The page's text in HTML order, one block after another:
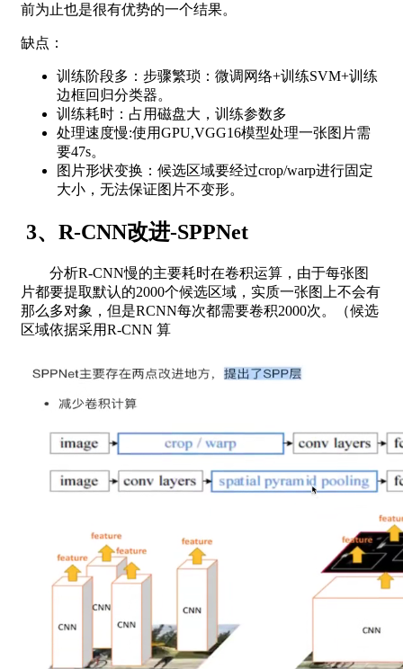
前为止也是很有优势的一个结果。
缺点：
训练阶段多：步骤繁琐：微调网络+训练SVM+训练
边框回归分类器。
训练耗时：占用磁盘大，训练参数多
处理速度慢:使用GPU,VGG16模型处理一张图片需
要47s。
图片形状变换：候选区域要经过crop/warp进行固定
大小，无法保证图片不变形。
3、R-CNN改进-SPPNet
分析R-CNN慢的主要耗时在卷积运算，由于每张图
片都要提取默认的2000个候选区域，实质一张图上不会有
那么多对象，但是RCNN每次都需要卷积2000次。（候选
区域依据采用R-CNN 算